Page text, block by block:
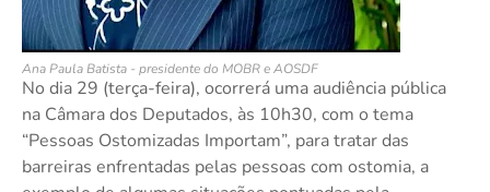
Ana Paula Batista - presidente do MOBR e AOSDF
No dia 29 (terça-feira), ocorrerá uma audiência pública
na Câmara dos Deputados, às 10h30, com o tema
“Pessoas Ostomizadas Importam”, para tratar das
barreiras enfrentadas pelas pessoas com ostomia, a